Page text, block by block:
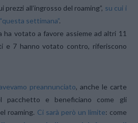
all’ingrosso del roaming”, su cui i
settimana”.
ha votato a favore assieme ad altri 11
e 7 hanno votato contro, riferiscono
preannunciato, anche le carte
pacchetto e beneficiano come gli
roaming. Ci sarà però un limite: come